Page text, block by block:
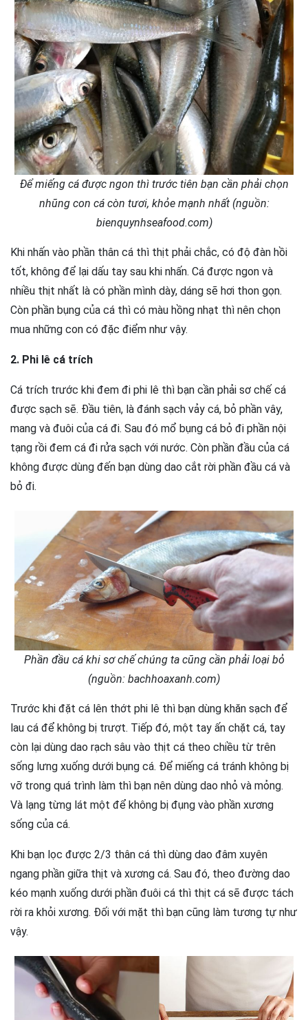
Để miếng cá được ngon thì trước tiên bạn cần phải chọn
nhũng con cá còn tươi, khỏe mạnh nhất (nguồn:
bienquynhseafood.com)
Khi nhấn vào phần thân cá thì thịt phải chắc, có độ đàn hồi
tốt, không để lại dấu tay sau khi nhấn. Cá được ngon và
nhiều thịt nhất là có phần mình dày, dáng sẽ hơi thon gọn.
Còn phần bụng của cá thì có màu hồng nhạt thì nên chọn
mua những con có đặc điểm như vậy.
2. Phi lê cá trích
Cá trích trước khi đem đi phi lê thì bạn cần phải sơ chế cá
được sạch sẽ. Đầu tiên, là đánh sạch vảy cá, bỏ phần vây,
mang và đuôi của cá đi. Sau đó mổ bụng cá bỏ đi phần nội
tạng rồi đem cá đi rửa sạch với nước. Còn phần đầu của cá
không được dùng đến bạn dùng dao cắt rời phần đầu cá và
bỏ đi.
Phần đầu cá khi sơ chế chúng ta cũng cần phải loại bỏ
(nguồn: bachhoaxanh.com)
Trước khi đặt cá lên thớt phi lê thì bạn dùng khăn sạch để
lau cá để không bị trượt. Tiếp đó, một tay ấn chặt cá, tay
còn lại dùng dao rạch sâu vào thịt cá theo chiều từ trên
sống lưng xuống dưới bụng cá. Để miếng cá tránh không bị
vỡ trong quá trình làm thì bạn nên dùng dao nhỏ và mỏng.
Và lạng từng lát một để không bị đụng vào phần xương
sống của cá.
Khi bạn lọc được 2/3 thân cá thì dùng dao đâm xuyên
ngang phần giữa thịt và xương cá. Sau đó, theo đường dao
kéo mạnh xuống dưới phần đuôi cá thì thịt cá sẽ được tách
rời ra khỏi xương. Đối với mặt thì bạn cũng làm tương tự như
vậy.